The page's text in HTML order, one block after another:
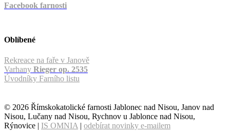
Facebook farnosti
Oblíbené
Rekreace na faře v Janově
Varhany Rieger op. 2535
Úvodníky Farního listu
© 2026 Římskokatolické farnosti Jablonec nad Nisou, Janov nad
Nisou, Lučany nad Nisou, Rychnov u Jablonce nad Nisou,
Rýnovice | IS OMNIA | odebírat novinky e-mailem